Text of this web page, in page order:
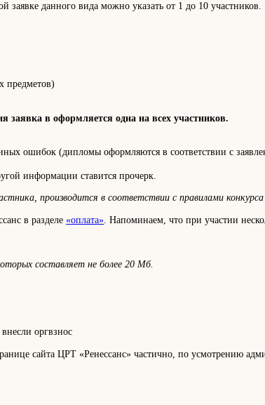
данного вида можно указать от 1 до 10 участников.
предметов)
заявка в оформляется одна на всех участников.
ошибок (дипломы оформляются в соответствии с
информации ставится прочерк.
производится в соответствии с правилами
в разделе «оплата» . Напоминаем, что при участии
составляет не более 20 Мб.
оргвзнос
сайта ЦРТ «Ренессанс» частично, по усмотрению